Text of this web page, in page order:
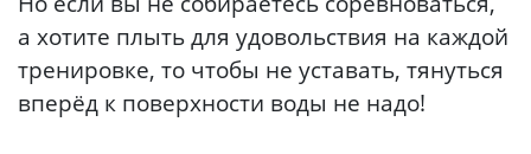
а хотите плыть для удовольствия на каждой
тренировке, то чтобы не уставать, тянуться
вперёд к поверхности воды не надо!